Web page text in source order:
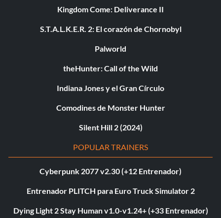
Kingdom Come: Deliverance II
S.T.A.L.K.E.R. 2: El corazón de Chornobyl
Palworld
theHunter: Call of the Wild
Indiana Jones y el Gran Círculo
Comodines de Monster Hunter
Silent Hill 2 (2024)
POPULAR TRAINERS
Cyberpunk 2077 v2.30 (+12 Entrenador)
Entrenador PLITCH para Euro Truck Simulator 2
Dying Light 2 Stay Human v1.0-v1.24+ (+33 Entrenador)